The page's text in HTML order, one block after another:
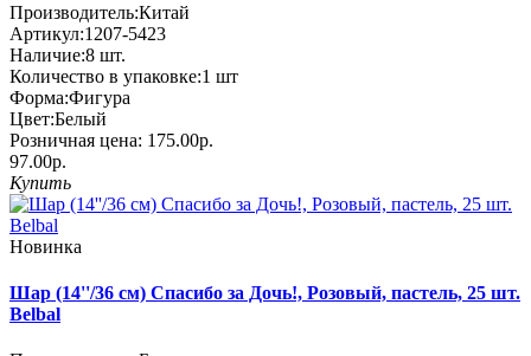
Производитель:Китай
Артикул:1207-5423
Наличие:8 шт.
Количество в упаковке:1 шт
Форма:Фигура
Цвет:Белый
Розничная цена: 175.00р.
97.00р.
Купить
Новинка
Шар (14''/36 см) Спасибо за Дочь!, Розовый, пастель, 25 шт.
Belbal